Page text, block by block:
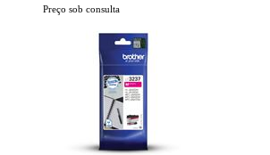
Preço sob consulta